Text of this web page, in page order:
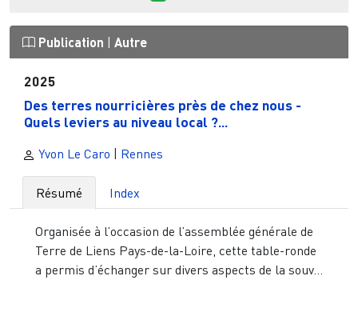
Publication Autre
2025
Des terres nourricières près de chez nous -
Quels leviers au niveau local ?...
Yvon Le Caro | Rennes
Résumé Index
Organisée à l’occasion de l’assemblée générale de
Terre de Liens Pays-de-la-Loire, cette table-ronde
a permis d’échanger sur divers aspects de la souv...